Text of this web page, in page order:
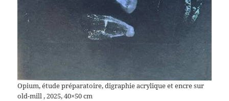
Opium, étude préparatoire, digraphie acrylique et encre sur
old-mill , 2025, 40×50 cm